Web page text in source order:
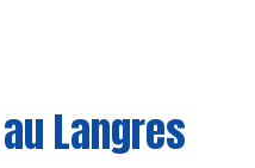
Langres